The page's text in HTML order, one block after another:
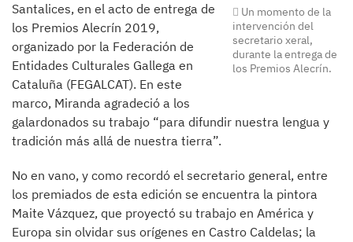
Un momento de la
intervención del
secretario xeral,
durante la entrega de
los Premios Alecrín.
Santalices, en el acto de entrega de
los Premios Alecrín 2019,
organizado por la Federación de
Entidades Culturales Gallega en
Cataluña (FEGALCAT). En este
marco, Miranda agradeció a los
galardonados su trabajo “para difundir nuestra lengua y
tradición más allá de nuestra tierra”.
No en vano, y como recordó el secretario general, entre
los premiados de esta edición se encuentra la pintora
Maite Vázquez, que proyectó su trabajo en América y
Europa sin olvidar sus orígenes en Castro Caldelas; la